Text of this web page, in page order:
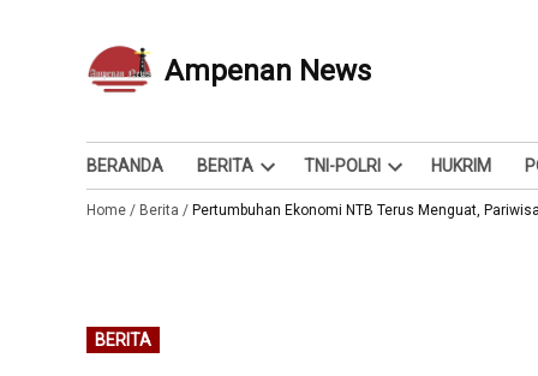
Ampenan News
Berita dan Info
BERANDA BERITA
Open
dropdown
TNI-POLRI
Open
dropdown
HUKRIM
Home / Berita / Pertumbuhan Ekonomi NTB Terus Menguat,
POSTED
IN
BERITA